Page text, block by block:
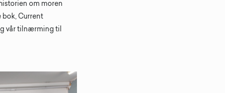
om moren
bok, Current
vår tilnærming til